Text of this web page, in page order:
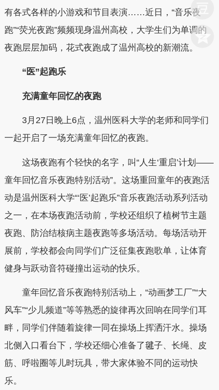
有各式各样的小游戏和节目表演……近日，“音乐夜
跑”“荧光夜跑”频频现身温州高校，大学生们为单调的
夜跑层层加码，花式夜跑成了温州高校的新潮流。
“医”起跑乐
充满童年回忆的夜跑
3月27日晚上6点，温州医科大学的老师和同学们
一起开启了一场充满童年回忆的夜跑。
这场夜跑有个轻快的名字，叫“人生‘重启’计划——
童年回忆音乐夜跑特别活动”。这场重回童年的夜跑活
动是温州医科大学“‘医’起跑乐”音乐夜跑活动系列活动
之一，在本场夜跑活动前，学校还组织了植树节主题
夜跑、防治结核病主题夜跑等多场活动。每场活动开
展前，学校都会向同学们广泛征集夜跑歌单，让体育
健身与跃动音符碰撞出运动的快乐。
童年回忆音乐夜跑特别活动上，“动画梦工厂”“大
风车”“少儿频道”等等熟悉的旋律再次回响在同学们耳
畔，同学们伴随着旋律一同在操场上挥洒汗水。操场
北侧入口看台下，学校还细心准备了毽子、长绳、皮
筋、呼啦圈等儿时玩具，带大家体验不同的运动快
乐。